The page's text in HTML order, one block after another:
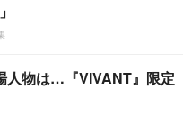
人物は…『VIVANT』限定